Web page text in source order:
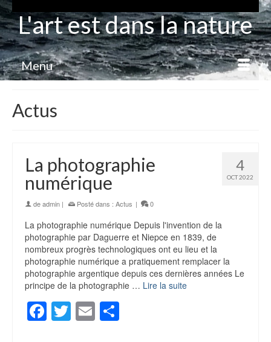
L'art est dans la nature
Menu
Actus
4
OCT 2022
La photographie
numérique
deadmin | Posté dans : Actus | 0
La photographie numérique Depuis l'invention de la
photographie par Daguerre et Niepce en 1839, de
nombreux progrès technologiques ont eu lieu et la
photographie numérique a pratiquement remplacer la
photographie argentique depuis ces dernières années Le
principe de la photographie … Lire la suite
Facebook
Twitter
Email